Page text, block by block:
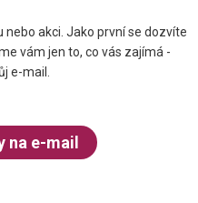
akci. Jako první se dozvíte
vám jen to, co vás zajímá -
e-mail.
na e-mail